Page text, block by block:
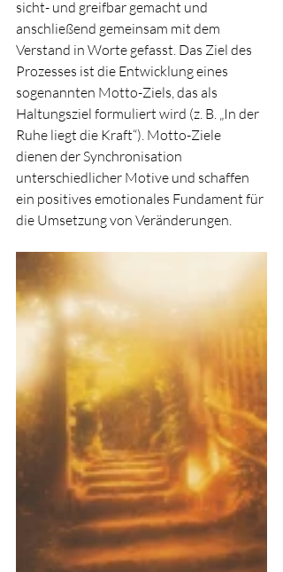
sicht- und greifbar gemacht und
anschließend gemeinsam mit dem
Verstand in Worte gefasst. Das Ziel des
Prozesses ist die Entwicklung eines
sogenannten Motto-Ziels, das als
Haltungsziel formuliert wird (z. B. „In der
Ruhe liegt die Kraft“). Motto-Ziele
dienen der Synchronisation
unterschiedlicher Motive und schaffen
ein positives emotionales Fundament für
die Umsetzung von Veränderungen.